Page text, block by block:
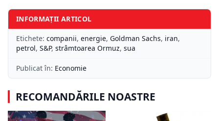
INFORMAȚII ARTICOL
Etichete: companii, energie, Goldman Sachs, iran,
petrol, S&P, strâmtoarea Ormuz, sua
Publicat în: Economie
RECOMANDĂRILE NOASTRE